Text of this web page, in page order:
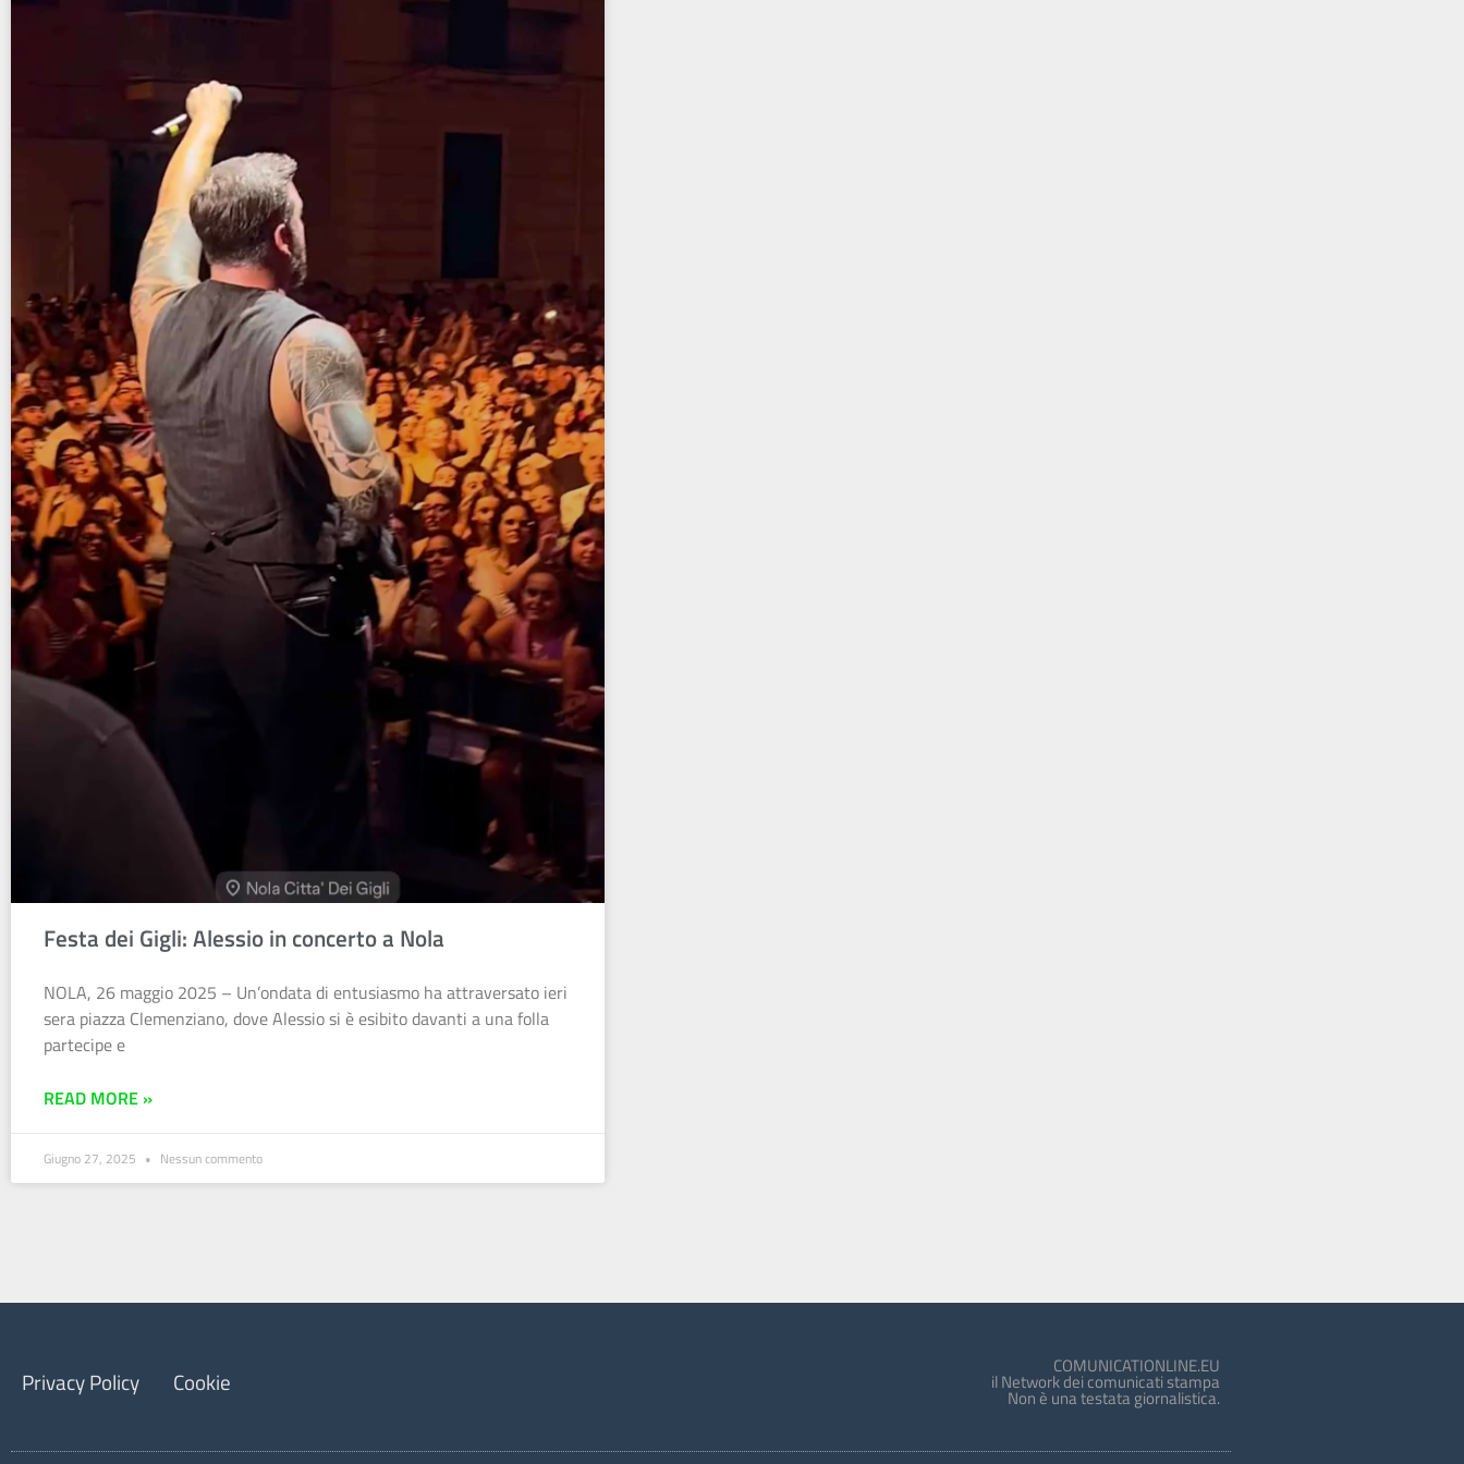
Festa dei Gigli: Alessio in concerto a Nola
NOLA, 26 maggio 2025 – Un’ondata di entusiasmo ha attraversato ieri
sera piazza Clemenziano, dove Alessio si è esibito davanti a una folla
partecipe e
READ MORE »
Giugno 27, 2025 Nessun commento
Privacy Policy Cookie COMUNICATIONLINE.EU
il Network dei comunicati stampa
Non è una testata giornalistica.